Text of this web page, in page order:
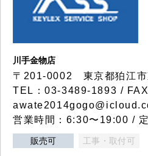
川手金物店
〒201-0002 東京都狛江
TEL：03-3489-1893 /
営業時間：6:30〜19:00 /
販売可 工事・取付可